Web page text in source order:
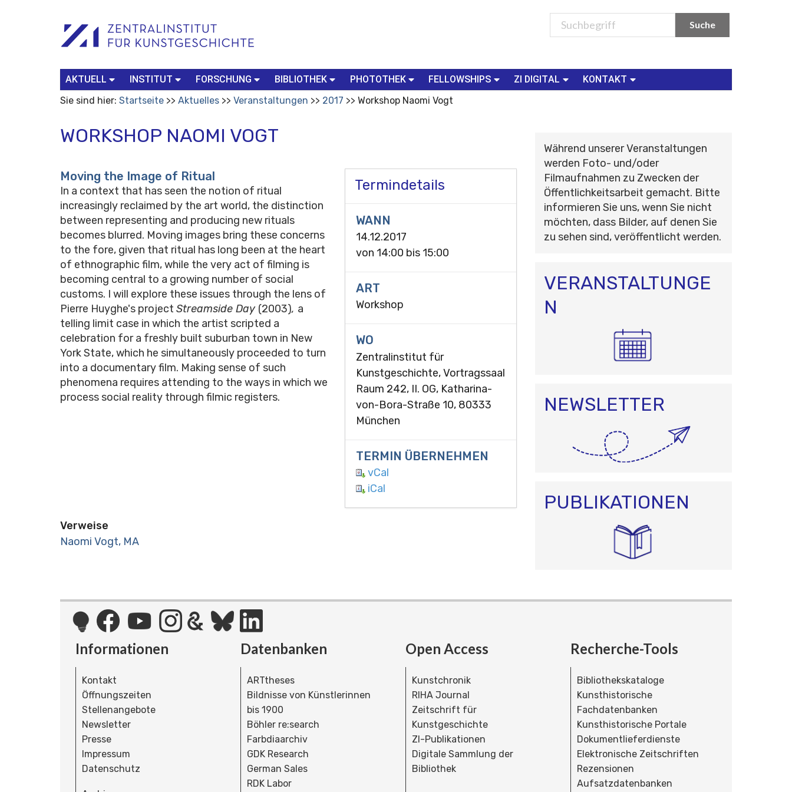
Werkzeuge
Search…
AKTUELL INSTITUT FORSCHUNG BIBLIOTHEK PHOTOTHEK FELLOWSHIPS ZI DIGITAL
KONTAKT
Sie sind hier: Startseite Aktuelles Veranstaltungen 2017 Workshop Naomi Vogt
WORKSHOP NAOMI VOGT
Termindetails
WANN
14.12.2017
von 14:00 bis 15:00
ART
Workshop
WO
Zentralinstitut für
Kunstgeschichte, Vortragssaal
Raum 242, II. OG, Katharina-
von-Bora-Straße 10, 80333
München
TERMIN ÜBERNEHMEN
vCal
iCal
Moving the Image of Ritual
In a context that has seen the notion of ritual
increasingly reclaimed by the art world, the distinction
between representing and producing new rituals
becomes blurred. Moving images bring these concerns
to the fore, given that ritual has long been at the heart
of ethnographic film, while the very act of filming is
becoming central to a growing number of social
customs. I will explore these issues through the lens of
Pierre Huyghe's project Streamside Day (2003), a
telling limit case in which the artist scripted a
celebration for a freshly built suburban town in New
York State, which he simultaneously proceeded to turn
into a documentary film. Making sense of such
phenomena requires attending to the ways in which we
process social reality through filmic registers.
Verweise
Naomi Vogt, MA
Während unserer Veranstaltungen
werden Foto- und/oder
Filmaufnahmen zu Zwecken der
Öffentlichkeitsarbeit gemacht. Bitte
informieren Sie uns, wenn Sie nicht
möchten, dass Bilder, auf denen Sie
zu sehen sind, veröffentlicht werden.
VERANSTALTUNGE
N
NEWSLETTER
PUBLIKATIONEN
Informationen
Kontakt
Öffnungszeiten
Stellenangebote
Newsletter
Presse
Impressum
Datenschutz
Datenbanken
ARTtheses
Bildnisse von Künstlerinnen
bis 1900
Böhler re:search
Farbdiaarchiv
GDK Research
German Sales
RDK Labor
Open Access
Kunstchronik
RIHA Journal
Zeitschrift für
Kunstgeschichte
ZI-Publikationen
Digitale Sammlung der
Bibliothek
Recherche-Tools
Bibliothekskataloge
Kunsthistorische
Fachdatenbanken
Kunsthistorische Portale
Dokumentlieferdienste
Elektronische Zeitschriften
Rezensionen
Aufsatzdatenbanken